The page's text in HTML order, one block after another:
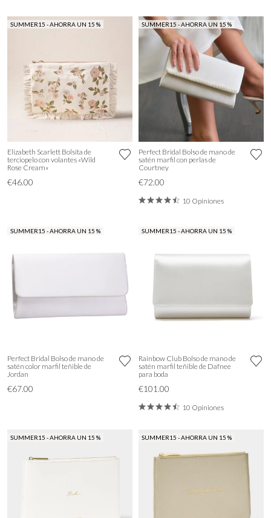
SUMMER15 - AHORRA UN 15 %
Elizabeth Scarlett Bolsita de
terciopelo con volantes «Wild
Rose Cream»
€46.00
SUMMER15 - AHORRA UN 15 %
Perfect Bridal Bolso de mano de
satén marfil con perlas de
Courtney
€72.00
10 Opiniones
SUMMER15 - AHORRA UN 15 %
Perfect Bridal Bolso de mano de
satén color marfil teñible de
Jordan
€67.00
SUMMER15 - AHORRA UN 15 %
Rainbow Club Bolso de mano de
satén marfil teñible de Dafnee
para boda
€101.00
10 Opiniones
SUMMER15 - AHORRA UN 15 % SUMMER15 - AHORRA UN 15 %